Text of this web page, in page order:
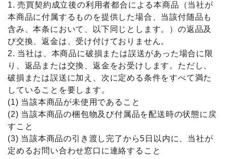
1. 売買契約成⽴後の利⽤者都合による本商品（当社が
本商品に付属するものを提供した場合、当該付随品も
含み、本条において、以下同じとします。）の返品及
び交換、返⾦は、受け付けておりません。
2. 当社は、本商品に破損または誤送があった場合に限
り、返品または交換、返⾦をお受けします。ただし、
破損または誤送に加え、次に定める条件をすべて満た
していることを要します。
(1) 当該本商品が未使⽤であること
(2) 当該本商品の梱包物及び付属品を配送時の状態に戻
すこと
(3) 当該本商品の引き渡し完了から5⽇以内に、当社が
定めるお問い合わせ窓口に連絡すること